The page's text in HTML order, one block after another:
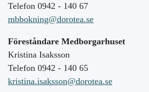
Telefon 0942 - 140 67
mbbokning@dorotea.se
Föreståndare Medborgarhuset
Kristina Isaksson
Telefon 0942 - 140 65
kristina.isaksson@dorotea.se